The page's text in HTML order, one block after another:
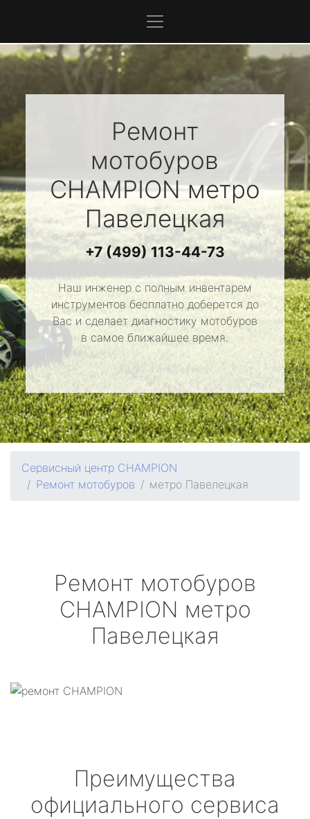
Ремонт
мотобуров
CHAMPIONметро
Павелецкая
+7 (499) 113-44-73
Наш инженер с полным инвентарем
инструментов бесплатно доберется до
Вас и сделает диагностику мотобуров
в самое ближайшее время.
Сервисный центр CHAMPION
Ремонт мотобуров
метро Павелецкая
Ремонт мотобуров
CHAMPION метро
Павелецкая
Преимущества
официального сервиса